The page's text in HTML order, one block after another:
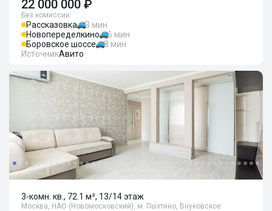
22 000 000 ₽
Без комиссии
Рассказовка
3 мин
Новопеределкино
6 мин
Боровское шоссе
8 мин
ИсточникАвито
3-комн. кв., 72.1 м², 13/14 этаж
Москва, НАО (Новомосковский), м. Пыхтино, Внуковское